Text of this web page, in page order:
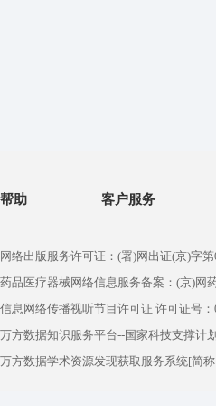
帮助 客户服务
网络出版服务许可证：(署)网出证(京)字
药品医疗器械网络信息服务备案：(京)网
信息网络传播视听节目许可证 许可证号
万方数据知识服务平台--国家科技支撑计
万方数据学术资源发现获取服务系统[简